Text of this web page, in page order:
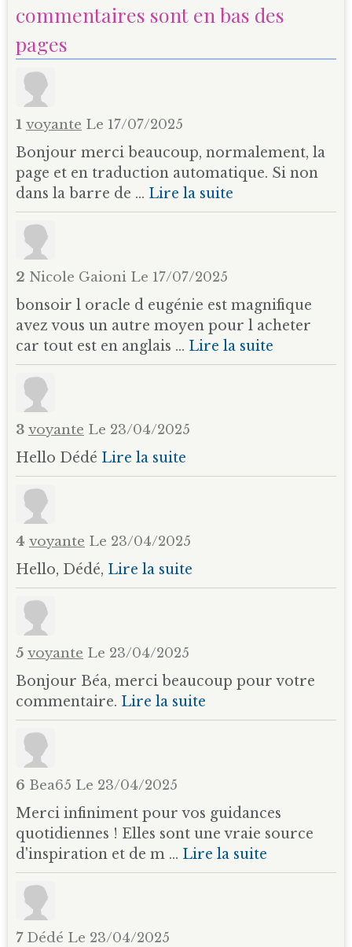
commentaires sont en bas des
pages
1 voyante Le 17/07/2025
Bonjour merci beaucoup, normalement, la
page et en traduction automatique. Si non
dans la barre de ... Lire la suite
2 Nicole Gaioni Le 17/07/2025
bonsoir l oracle d eugénie est magnifique
avez vous un autre moyen pour l acheter
car tout est en anglais ... Lire la suite
3 voyante Le 23/04/2025
Hello Dédé Lire la suite
4 voyante Le 23/04/2025
Hello, Dédé, Lire la suite
5 voyante Le 23/04/2025
Bonjour Béa, merci beaucoup pour votre
commentaire. Lire la suite
6 Bea65 Le 23/04/2025
Merci infiniment pour vos guidances
quotidiennes ! Elles sont une vraie source
d'inspiration et de m ... Lire la suite
7 Dédé Le 23/04/2025